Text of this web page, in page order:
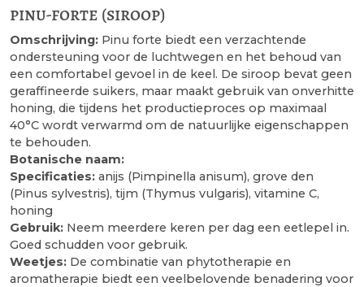
pinu-forte (siroop)
Omschrijving: Pinu forte biedt een verzachtende
ondersteuning voor de luchtwegen en het behoud van
een comfortabel gevoel in de keel. De siroop bevat geen
geraffineerde suikers, maar maakt gebruik van onverhitte
honing, die tijdens het productieproces op maximaal
40°C wordt verwarmd om de natuurlijke eigenschappen
te behouden.
Botanische naam:
Specificaties: anijs (Pimpinella anisum), grove den
(Pinus sylvestris), tijm (Thymus vulgaris), vitamine C,
honing
Gebruik: Neem meerdere keren per dag een eetlepel in.
Goed schudden voor gebruik.
Weetjes: De combinatie van phytotherapie en
aromatherapie biedt een veelbelovende benadering voor